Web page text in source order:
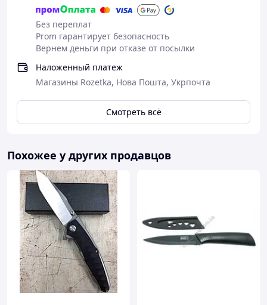
Характеристики
Без переплат
Prom гарантирует безопасность
Вернем деньги при отказе от посылки
Наложенный платеж
Магазины Rozetka, Нова Пошта, Укрпочта
Смотреть всё
Похожее у других продавцов